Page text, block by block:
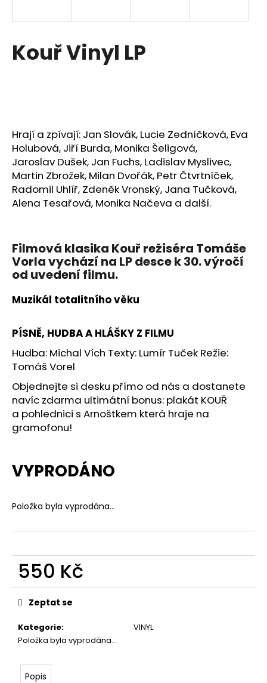
Kouř Vinyl LP
Hrají a zpívají: Jan Slovák, Lucie Zedníčková, Eva
Holubová, Jiří Burda, Monika Šeligová,
Jaroslav Dušek, Jan Fuchs, Ladislav Myslivec,
Martin Zbrožek, Milan Dvořák, Petr Čtvrtníček,
Radomil Uhlíř, Zdeněk Vronský, Jana Tučková,
Alena Tesařová, Monika Načeva a další.
Filmová klasika Kouř režiséra Tomáše
Vorla vychází na LP desce k 30. výročí
od uvedení filmu.
Muzikál totalitního věku
PÍSNĚ, HUDBA A HLÁŠKY Z FILMU
Hudba: Michal Vích Texty: Lumír Tuček Režie:
Tomáš Vorel
Objednejte si desku přímo od nás a dostanete
navíc zdarma ultimátní bonus: plakát KOUŘ
a pohlednici s Arnoštkem která hraje na
gramofonu!
VYPRODÁNO
Položka byla vyprodána…
550 Kč
Měrná
cena:
Kategorie:
VINYL
Položka byla vyprodána…
Zeptat se
Popis
í
t
HLEDAT